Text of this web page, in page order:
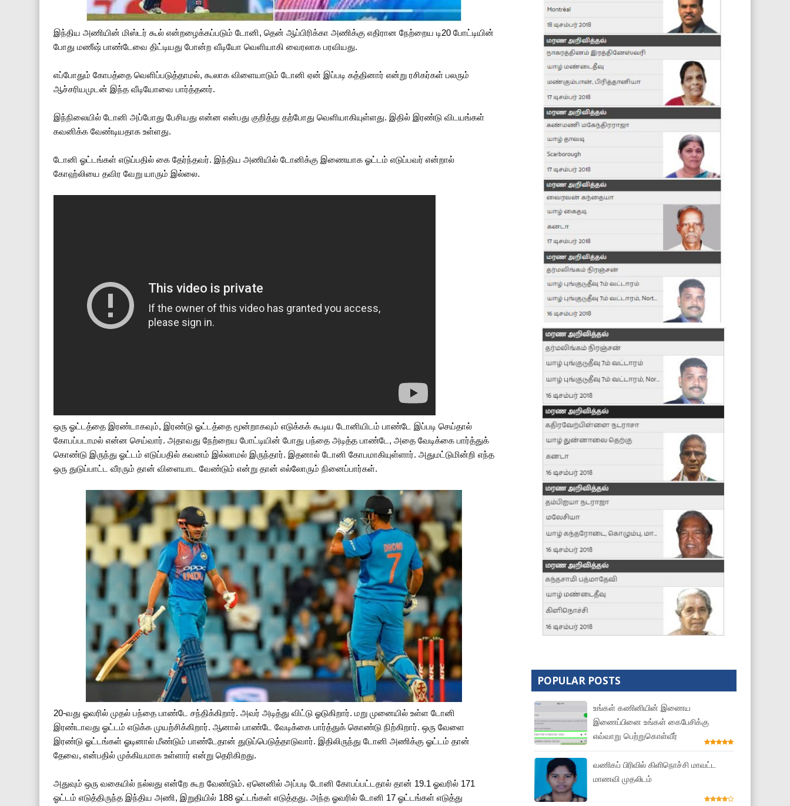
இந்திய அணியின் மிஸ்டர் கூல் என்றழைக்கப்படும் டோனி, தென் ஆப்பிரிக்கா அணிக்கு எதிரான நேற்றைய டி20 போட்டியின்
போது மணீஷ் பாண்டேவை திட்டியது போன்ற வீடியோ வெளியாகி வைரலாக பரவியது.
எப்போதும் கோபத்தை வெளிப்படுத்தாமல், கூலாக விளையாடும் டோனி ஏன் இப்படி கத்தினார் என்று ரசிகர்கள் பலரும்
ஆச்சரியமுடன் இந்த வீடியோவை பார்த்தனர்.
இந்நிலையில் டோனி அப்போது பேசியது என்ன என்பது குறித்து தற்போது வெளியாகியுள்ளது. இதில் இரண்டு விடயங்கள்
கவனிக்க வேண்டியதாக உள்ளது.
டோனி ஓட்டங்கள் எடுப்பதில் கை தேர்ந்தவர். இந்திய அணியில் டோனிக்கு இணையாக ஓட்டம் எடுப்பவர் என்றால்
கோஹ்லியை தவிர வேறு யாரும் இல்லை.
ஒரு ஓட்டத்தை இரண்டாகவும், இரண்டு ஓட்டத்தை மூன்றாகவும் எடுக்கக் கூடிய டோனியிடம் பாண்டே இப்படி செய்தால்
கோபப்படாமல் என்ன செய்வார். அதாவது நேற்றைய போட்டியின் போது பந்தை அடித்த பாண்டே, அதை வேடிக்கை பார்த்துக்
கொண்டு இருந்து ஓட்டம் எடுப்பதில் கவனம் இல்லாமல் இருந்தார். இதனால் டோனி கோபமாகியுள்ளார். அதுமட்டுமின்றி எந்த
ஒரு துடுப்பாட்ட வீரரும் தான் விளையாட வேண்டும் என்று தான் எல்லோரும் நினைப்பார்கள்.
20-வது ஓவரில் முதல் பந்தை பாண்டே சந்திக்கிறார். அவர் அடித்து விட்டு ஓடுகிறார். மறு முனையில் உள்ள டோனி
இரண்டாவது ஓட்டம் எடுக்க முயற்சிக்கிறார். ஆனால் பாண்டே வேடிக்கை பார்த்துக் கொண்டு நிற்கிறார். ஒரு வேளை
இரண்டு ஓட்டங்கள் ஓடினால் மீண்டும் பாண்டேதான் துடுப்பெடுத்தாடுவார். இதிலிருந்து டோனி அணிக்கு ஓட்டம் தான்
தேவை, என்பதில் முக்கியமாக உள்ளார் என்று தெரிகிறது.
அதுவும் ஒரு வகையில் நல்லது என்றே கூற வேண்டும். ஏனெனில் அப்படி டோனி கோபப்பட்டதால் தான் 19.1 ஓவரில் 171
ஓட்டம் எடுத்திருந்த இந்திய அணி, இறுதியில் 188 ஓட்டங்கள் எடுத்தது. அந்த ஓவரில் டோனி 17 ஓட்டங்கள் எடுத்து
POPULAR POSTS
உங்கள் கணினியின் இணைய
இணைப்பினை உங்கள் கைபேசிக்கு
எவ்வாறு பெற்றுகொள்வீர்
வணிகப் பிரிவில் கிளிநொச்சி மாவட்ட
மாணவி முதலிடம்